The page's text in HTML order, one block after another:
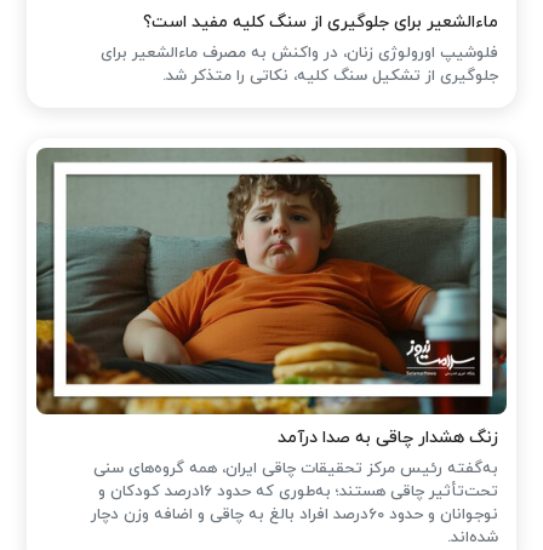
ماءالشعیر برای جلوگیری از سنگ کلیه مفید است؟
فلوشیپ اورولوژی زنان، در واکنش به مصرف ماءالشعیر برای
جلوگیری از تشکیل سنگ کلیه، نکاتی را متذکر شد.
زنگ هشدار چاقی به صدا درآمد
به‌گفته رئیس مرکز تحقیقات چاقی ایران، همه گروه‌های سنی
تحت‌تأثیر چاقی هستند؛ به‌طوری که حدود 16درصد کودکان و
نوجوانان و حدود 60درصد افراد بالغ به چاقی و اضافه وزن دچار
شده‌اند.